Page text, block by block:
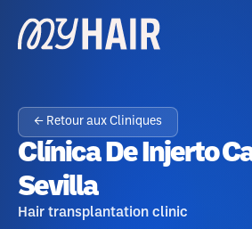
← Retour aux Cliniques
Clínica De Injerto
Sevilla
Hair transplantation clinic